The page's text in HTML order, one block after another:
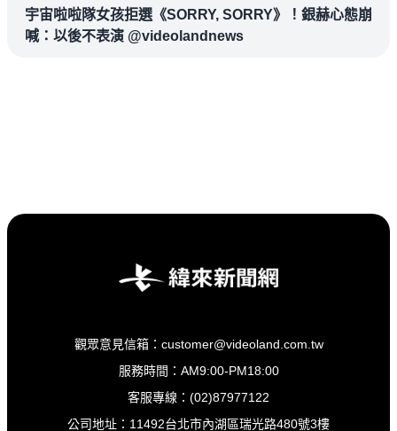
宇宙啦啦隊女孩拒選《SORRY, SORRY》！銀赫心態崩
喊：以後不表演 @videolandnews
觀眾意見信箱：customer@videoland.com.tw
服務時間：AM9:00-PM18:00
客服專線：(02)87977122
公司地址：11492台北市內湖區瑞光路480號3樓